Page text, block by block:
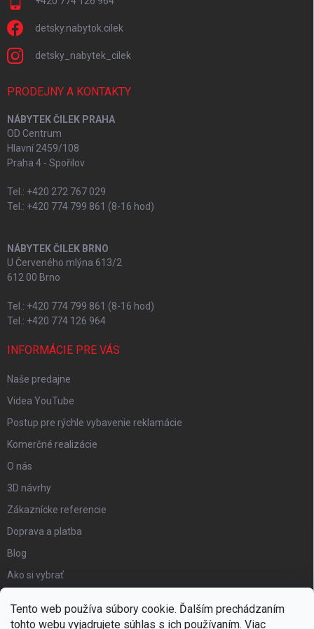
Tento web používa súbory cookie. Ďalším prechádzaním
tohto webu vyjadrujete súhlas s ich používaním. Viac
detsky.nabytok.cilek
detsky_nabytek_cilek
PRODEJNY A KONTAKTY
NÁBYTEK ČILEK PRAHA
OD Centrum
Hlavní 2459/108
Praha 4 - Spořilov
Tel.: +420 272 767 029
Tel.: +420 774 799 861 (8-16 hod)
NÁBYTEK ČILEK BRNO
U Červeného mlýna 613/2
612 00 Brno
Tel.: +420 774 799 861 (8-16 hod)
Tel.: +420 774 126 964
INFORMÁCIE PRE VÁS
Naše predajne
Videa YouTube
Postup pre rýchle vybavenie reklamácie
Komerčné realizácie
O nás
3D návrhy
Zákaznícke referencie
Doprava a platba
Blog
Ako si vybrať
Certifikát kvality